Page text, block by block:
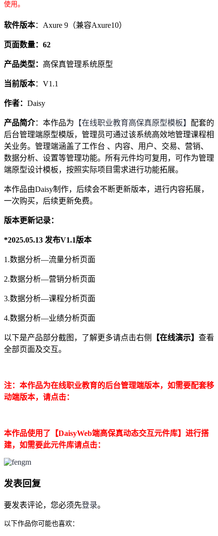
使用。
软件版本：Axure 9（兼容Axure10）
页面数量：62
产品类型： 高保真管理系统原型
当前版本：V1.1
作者： Daisy
产品简介：本作品为 【在线职业教育高保真原型模板】 配套的
后台管理端原型模版，管理员可通过该系统高效地管理课程相
关业务。管理端涵盖了工作台 、内容、用户、交易、营销、
数据分析、设置等管理功能。所有元件均可复用，可作为管理
端原型设计模板，按照实际项目需求进行功能拓展。
本作品由Daisy制作，后续会不断更新版本，进行内容拓展，
一次购买，后续更新免费。
版本更新记录：
*2025.05.13 发布V1.1版本
1.数据分析—流量分析页面
2.数据分析—营销分析页面
3.数据分析—课程分析页面
4.数据分析—业绩分析页面
以下是产品部分截图，了解更多请点击右侧 【在线演示】 查看
全部页面及交互。
注：本作品为在线职业教育的后台管理端版本，如需要配套移
动端版本，请点击：
本作品使用了【DaisyWeb端高保真动态交互元件库】进行搭
建，如需要此元件库请点击：
发表回复
要发表评论，您必须先登录。
以下作品你可能也喜欢：